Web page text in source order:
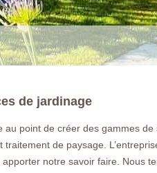
de jardinage
point de créer des gammes
de paysage.
notre savoir faire. Nous